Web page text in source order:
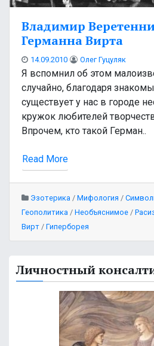
Владимир
Германна Вирта
14.09.2010 Олег Гуцуляк
Я вспомнил об этом
случайно, благодаря
существует у нас в городе
кружок любителей
Впрочем, кто такой Герман..
Read More
Эзотерика / Мифология /
Геополитика / Необъяснимое /
Вирт / Гиперборея
Личностный